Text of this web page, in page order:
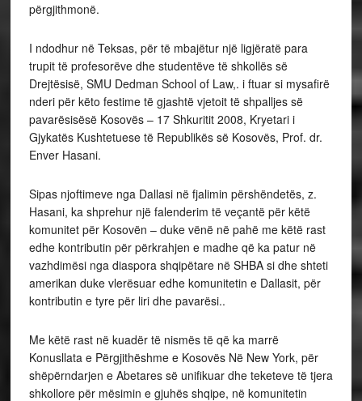
përgjithmonë.
I ndodhur në Teksas, për të mbajëtur një ligjëratë para
trupit të profesorëve dhe studentëve të shkollës së
Drejtësisë, SMU Dedman School of Law,. i ftuar si mysafirë
nderi për këto festime të gjashtë vjetoit të shpalljes së
pavarësisësë Kosovës – 17 Shkuritit 2008, Kryetari i
Gjykatës Kushtetuese të Republikës së Kosovës, Prof. dr.
Enver Hasani.
Sipas njoftimeve nga Dallasi në fjalimin përshëndetës, z.
Hasani, ka shprehur një falenderim të veçantë për këtë
komunitet për Kosovën – duke vënë në pahë me këtë rast
edhe kontributin për përkrahjen e madhe që ka patur në
vazhdimësi nga diaspora shqipëtare në SHBA si dhe shteti
amerikan duke vlerësuar edhe komunitetin e Dallasit, për
kontributin e tyre për liri dhe pavarësi..
Me këtë rast në kuadër të nismës të që ka marrë
Konusllata e Përgjithëshme e Kosovës Në New York, për
shëpërndarjen e Abetares së unifikuar dhe teketeve të tjera
shkollore për mësimin e gjuhës shqipe, në komunitetin